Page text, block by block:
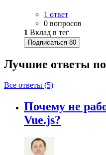
1 ответ
0 вопросов
1 Вклад в тег
Подписаться 80
Лучшие ответы
Все ответы (5)
Почему не
Vue.js?